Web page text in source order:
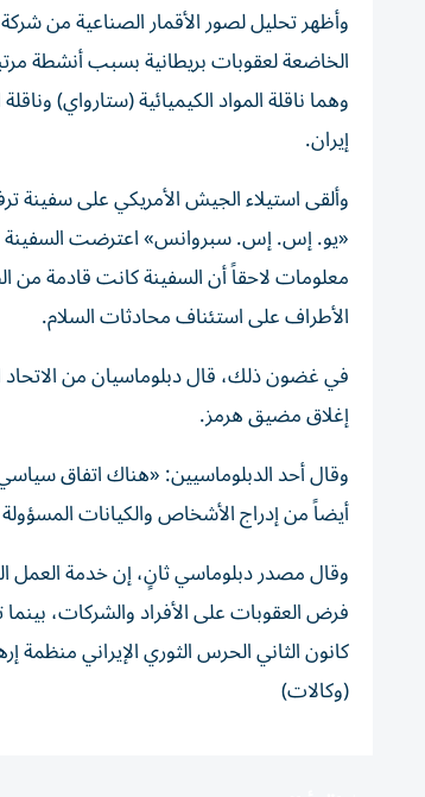
وأظهر تحليل لصور الأقمار الصناعية من
الخاضعة لعقوبات بريطانية بسبب أنشطة
إيران.
وألقى استيلاء الجيش الأمريكي على سفينة
«يو. إس. إس. سبروانس» اعترضت السفينة
معلومات لاحقاً أن السفينة كانت قادمة
الأطراف على استئناف محادثات السلام.
في غضون ذلك، قال دبلوماسيان من الاتحاد
إغلاق مضيق هرمز.
وقال أحد الدبلوماسيين: «هناك اتفاق
أيضاً من إدراج الأشخاص ‌والكيانات
وقال مصدر دبلوماسي ثانٍ، إن خدمة العمل
فرض العقوبات على الأفراد والشركات،
كانون الثاني الحرس الثوري الإيراني
(وكالات)